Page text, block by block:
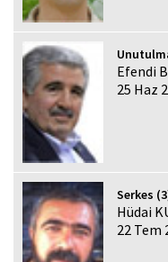
Efendi
25 Haz
Serkes
Hüdai
22 Tem